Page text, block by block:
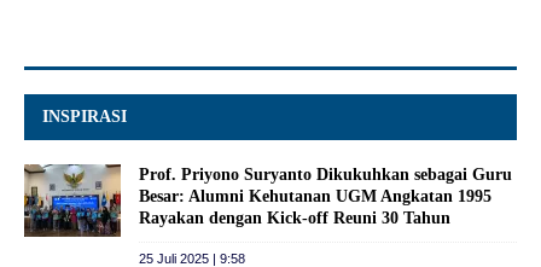
INSPIRASI
Prof. Priyono Suryanto Dikukuhkan sebagai Guru
Besar: Alumni Kehutanan UGM Angkatan 1995
Rayakan dengan Kick-off Reuni 30 Tahun
25 Juli 2025 | 9:58